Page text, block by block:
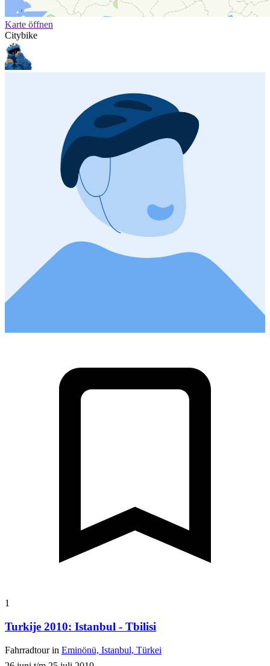
Karte öffnen
Citybike
1
Turkije 2010: Istanbul - Tbilisi
Fahrradtour in Eminönü, Istanbul, Türkei